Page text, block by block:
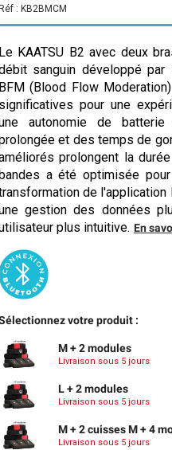
Réf : KB2BMCM
Le KAATSU B2 avec deux
sanguin développé
BFM (Blood Flow
significatives pour une
autonomie de
et des temps de
prolongent la
bandes a été optimisée
de l'application
gestion des données
plus intuitive. En
votre produit :
M + 2 modules
Livraison sous 5 jours
L + 2 modules
Livraison sous 5 jours
M + 2 cuisses M + 4
Livraison sous 5 jours